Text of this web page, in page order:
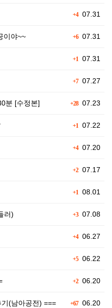
+407.31
+607.31
이야~~
+1 07.31
+707.27
+2807.23
분 [수정본]
+1 07.22
+407.20
+207.17
+1 08.01
+307.08
러)
+406.27
+506.22
+206.20
+6706.20
(남아공전) ===